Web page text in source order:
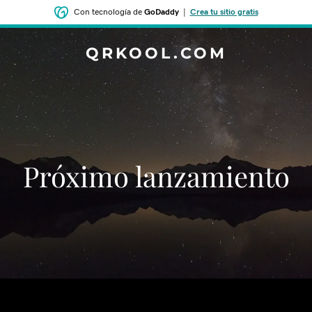
Con tecnología de GoDaddy| Crea tu sitio gratis
QRKOOL.COM
‌‌Próximo lanzamiento